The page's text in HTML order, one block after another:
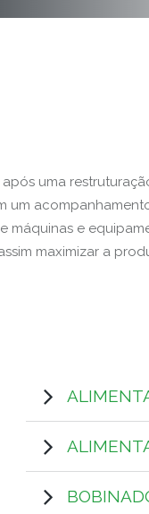
uma
um
máquinas e
maximizar a